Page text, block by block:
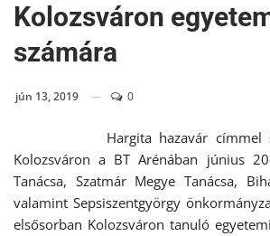
Kolozsváron
számára
jún 13, 2019 0
Hargita hazavár címmel
Kolozsváron a BT Arénában június
Tanácsa, Szatmár Megye Tanácsa,
valamint Sepsiszentgyörgy
elsősorban Kolozsváron tanuló